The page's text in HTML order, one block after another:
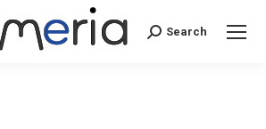
Search:Search